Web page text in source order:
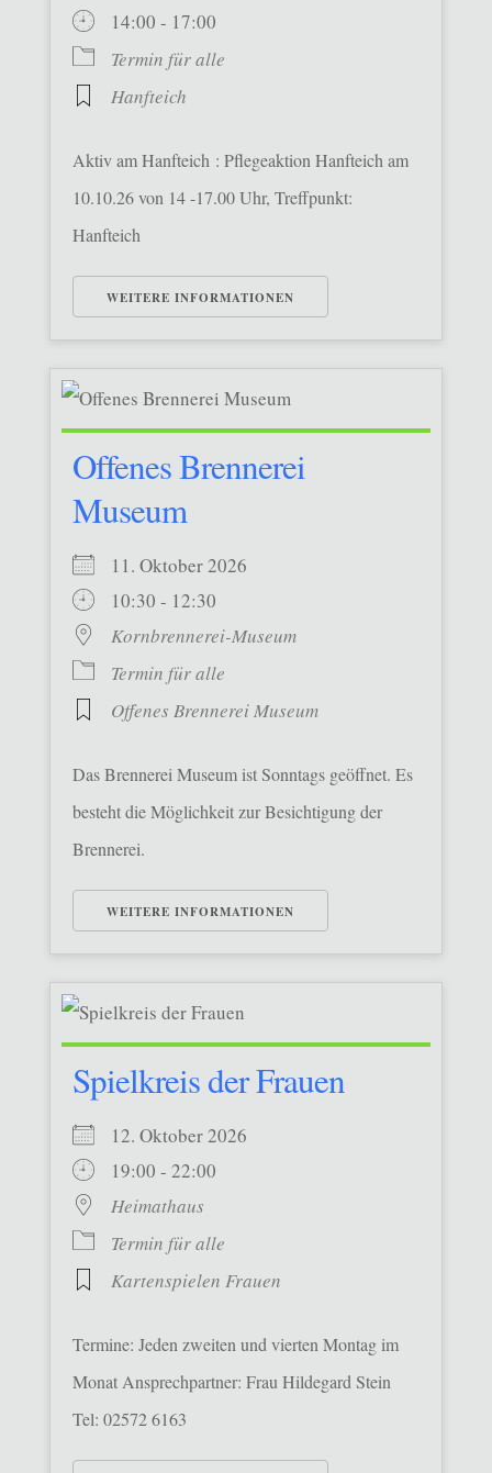
14:00 - 17:00
Termin für alle
Hanfteich
Aktiv am Hanfteich : Pflegeaktion Hanfteich am
10.10.26 von 14 -17.00 Uhr, Treffpunkt:
Hanfteich
WEITERE INFORMATIONEN
Offenes Brennerei
Museum
11. Oktober 2026
10:30 - 12:30
Kornbrennerei-Museum
Termin für alle
Offenes Brennerei Museum
Das Brennerei Museum ist Sonntags geöffnet. Es
besteht die Möglichkeit zur Besichtigung der
Brennerei.
WEITERE INFORMATIONEN
Spielkreis der Frauen
12. Oktober 2026
19:00 - 22:00
Heimathaus
Termin für alle
Kartenspielen Frauen
Termine: Jeden zweiten und vierten Montag im
Monat Ansprechpartner: Frau Hildegard Stein
Tel: 02572 6163